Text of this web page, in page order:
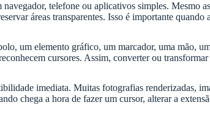
telefone ou aplicativos simples. Mesmo
áreas transparentes. Isso é importante quando
um elemento gráfico, um marcador, uma mão,
cursores. Assim, converter ou
imediata. Muitas fotografias renderizadas,
chega a hora de fazer um cursor, alterar a